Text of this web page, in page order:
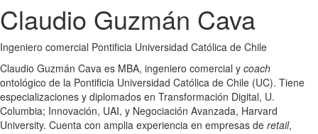
Claudio Guzmán Cava
Ingeniero comercial Pontificia Universidad Católica de Chile
Claudio Guzmán Cava es MBA, ingeniero comercial y coach
ontológico de la Pontificia Universidad Católica de Chile (UC). Tiene
especializaciones y diplomados en Transformación Digital, U.
Columbia; Innovación, UAI, y Negociación Avanzada, Harvard
University. Cuenta con amplia experiencia en empresas de retail,